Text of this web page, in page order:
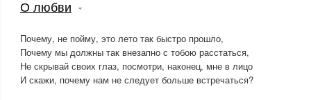
О любви
Почему, не пойму, это лето так быстро прошло,
Почему мы должны так внезапно с тобою расстаться,
Не скрывай своих глаз, посмотри, наконец, мне в лицо
И скажи, почему нам не следует больше встречаться?